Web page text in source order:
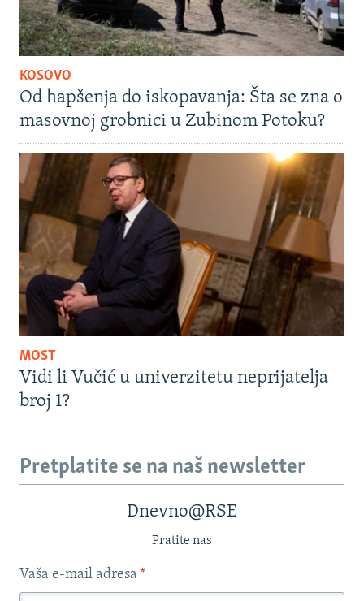
KOSOVO
Od hapšenja do iskopavanja: Šta se zna o
masovnoj grobnici u Zubinom Potoku?
MOST
Vidi li Vučić u univerzitetu neprijatelja
broj 1?
Pretplatite se na naš newsletter
Dnevno@RSE
Pratite nas
Vaša e-mail adresa *